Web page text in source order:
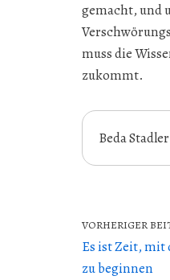
gemacht, und
muss die
zukommt.
Beda
VORHERIGER
Es ist Zeit, mit
zu beginnen